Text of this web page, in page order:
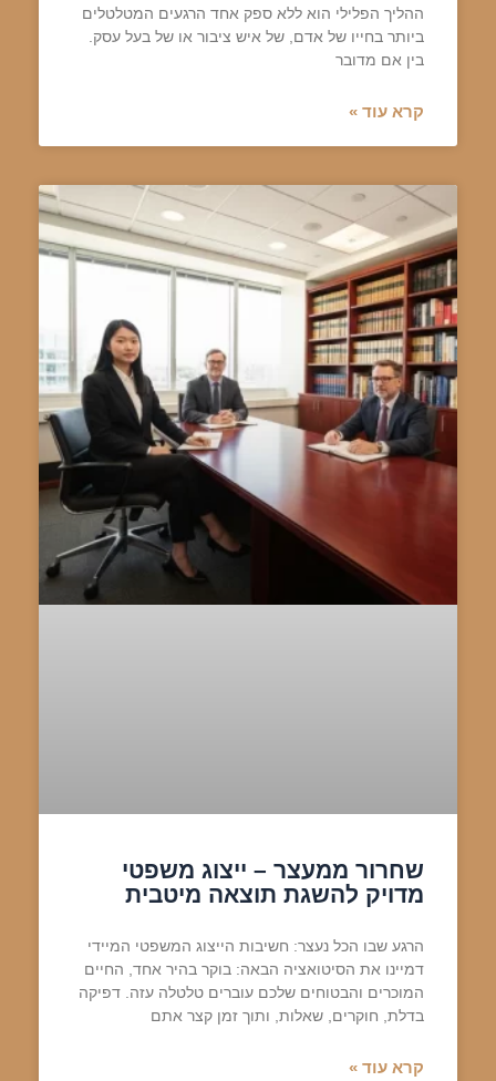
ההליך הפלילי הוא ללא ספק אחד הרגעים המטלטלים
ביותר בחייו של אדם, של איש ציבור או של בעל עסק.
בין אם מדובר
קרא עוד »
שחרור ממעצר – ייצוג משפטי
מדויק להשגת תוצאה מיטבית
הרגע שבו הכל נעצר: חשיבות הייצוג המשפטי המיידי
דמיינו את הסיטואציה הבאה: בוקר בהיר אחד, החיים
המוכרים והבטוחים שלכם עוברים טלטלה עזה. דפיקה
בדלת, חוקרים, שאלות, ותוך זמן קצר אתם
קרא עוד »